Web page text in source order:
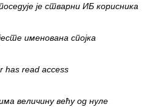
је стварни ИБ корисника
именована спојка
has read access
величину већу од нуле